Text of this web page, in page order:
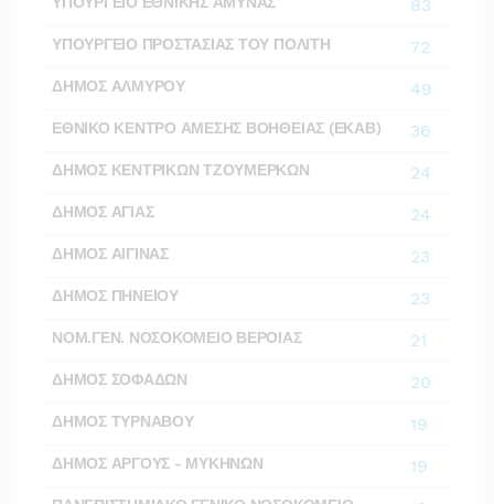
83
ΥΠΟΥΡΓΕΙΟ ΠΡΟΣΤΑΣΙΑΣ ΤΟΥ ΠΟΛΙΤΗ 72
ΔΗΜΟΣ ΑΛΜΥΡΟΥ 49
ΕΘΝΙΚΟ ΚΕΝΤΡΟ ΑΜΕΣΗΣ ΒΟΗΘΕΙΑΣ (ΕΚΑΒ) 36
ΔΗΜΟΣ ΚΕΝΤΡΙΚΩΝ ΤΖΟΥΜΕΡΚΩΝ 24
ΔΗΜΟΣ ΑΓΙΑΣ 24
ΔΗΜΟΣ ΑΙΓΙΝΑΣ 23
ΔΗΜΟΣ ΠΗΝΕΙΟΥ 23
ΝΟΜ.ΓΕΝ. ΝΟΣΟΚΟΜΕΙΟ ΒΕΡΟΙΑΣ 21
ΔΗΜΟΣ ΣΟΦΑΔΩΝ 20
ΔΗΜΟΣ ΤΥΡΝΑΒΟΥ 19
ΔΗΜΟΣ ΑΡΓΟΥΣ - ΜΥΚΗΝΩΝ 19